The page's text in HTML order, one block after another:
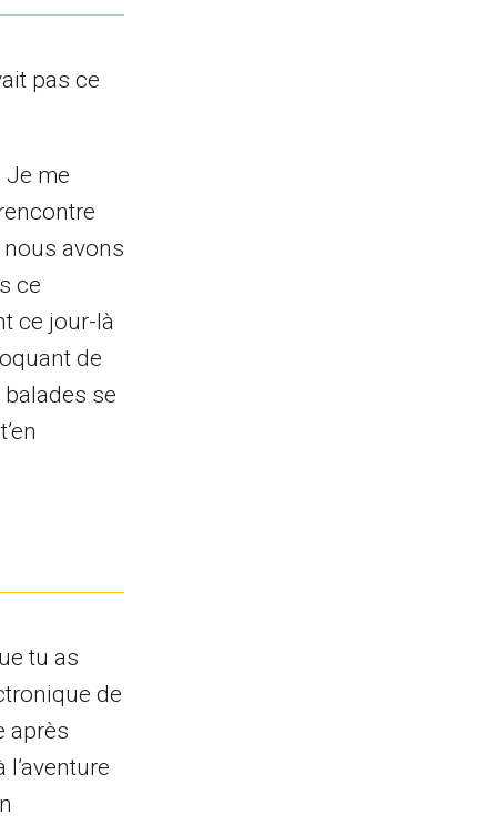
pas ce
Je me
avons
ce
ce jour-là
de
se
tu as
de
après